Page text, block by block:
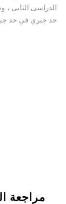
الدراسي الثاني ،
حد جبري في حد
مراجعة